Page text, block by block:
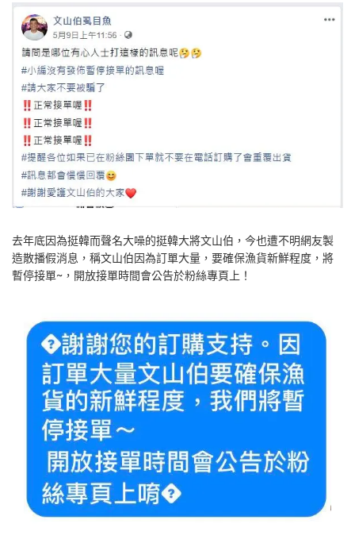
去年底因為挺韓而聲名大噪的挺韓大將文山伯，今也遭不明網友製
造散播假消息，稱文山伯因為訂單大量，要確保漁貨新鮮程度，將
暫停接單~，開放接單時間會公告於粉絲專頁上！